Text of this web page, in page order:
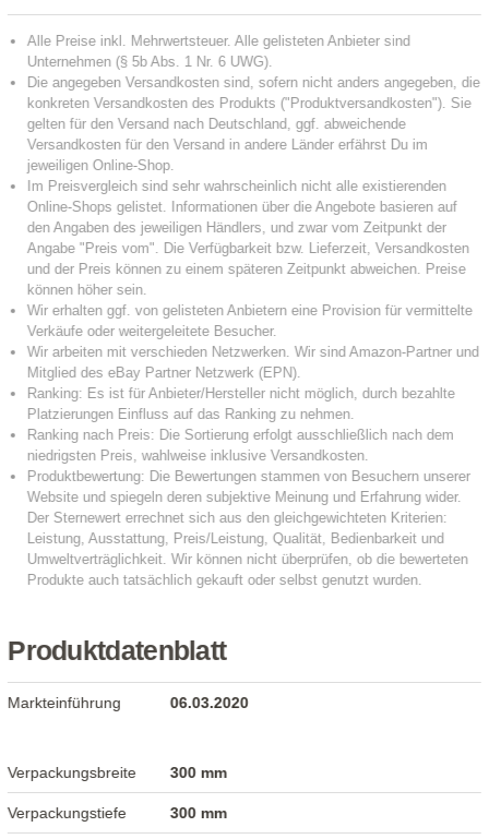
Produktdatenblatt
Markteinführung 06.03.2020
Verpackungsbreite 300 mm
Verpackungstiefe 300 mm